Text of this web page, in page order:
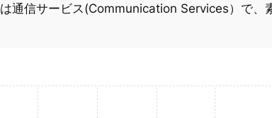
通信サービス(Communication Services）で、